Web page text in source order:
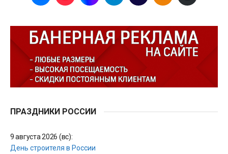
ПРАЗДНИКИ РОССИИ
9 августа 2026 (вс):
День строителя в России